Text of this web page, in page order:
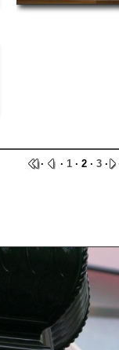
· · 1 · 2 · 3 ·